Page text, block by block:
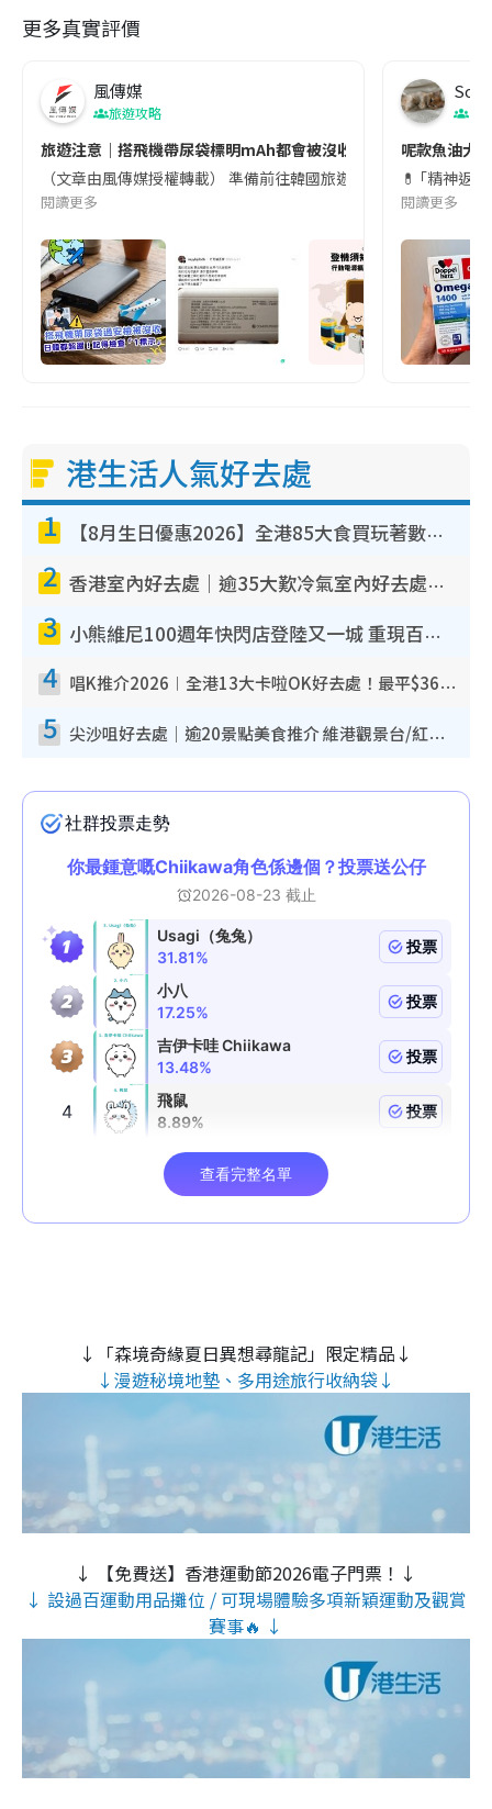
更多真實評價
風傳媒
旅遊攻略
旅遊注意｜搭飛機帶尿袋標明mAh都會被沒收😱出發前切記檢查
（文章由風傳媒授權轉載） 準備前往韓國旅遊的民眾，近期要
閱讀更多
Soul
呢款魚油大
💊 ｢精神返
閱讀更多
港生活人氣好去處
1 【8月生日優惠2026】全港85大食買玩著數攻略 自助餐/火鍋放題同行免費＋誠品/DONKI送現金券
2 香港室內好去處｜逾35大歎冷氣室內好去處推介 室內活動免費避雨無懼落雨
3 小熊維尼100週年快閃店登陸又一城 重現百畝森林經典場景／獨家限定盲盒登場／專屬DIY香水
4 唱K推介2026︱全港13大卡啦OK好去處！最平$36起 日文K都有！(附地址+收費詳情)
5 尖沙咀好去處｜逾20景點美食推介 維港觀景台/紅磚古蹟/九龍公園/室內遊樂場
↓「森境奇緣夏日異想尋龍記」限定精品↓
↓漫遊秘境地墊、多用途旅行收納袋↓
↓ 【免費送】香港運動節2026電子門票！↓
↓ 設過百運動用品攤位 / 可現場體驗多項新穎運動及觀賞
賽事🔥 ↓